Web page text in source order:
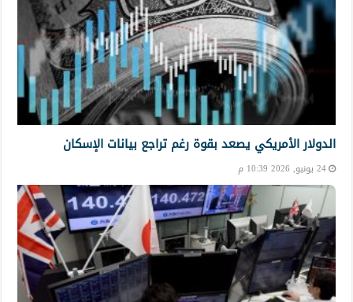
الدولار الأمريكي يصعد بقوة رغم تراجع بيانات الإسكان
24 يونيو, 2026 10:39 م